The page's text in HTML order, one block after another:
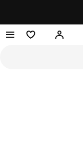
היי! התחברו או הירשמו
מוצרים